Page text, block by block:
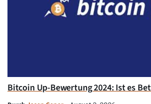
Bitcoin Up-Bewertung 2024: Ist es